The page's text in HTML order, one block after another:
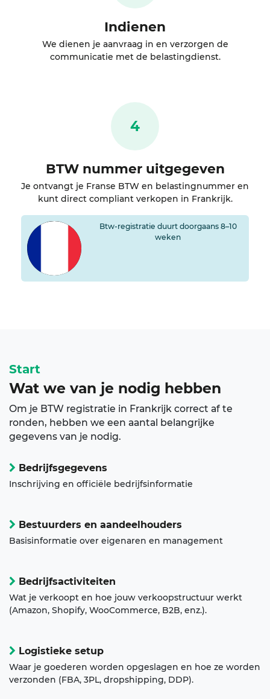
Indienen
We dienen je aanvraag in en verzorgen de
communicatie met de belastingdienst.
4
BTW nummer uitgegeven
Je ontvangt je Franse BTW en belastingnummer en
kunt direct compliant verkopen in Frankrijk.
Btw-registratie duurt doorgaans 8–10
weken
Start
Wat we van je nodig hebben
Om je BTW registratie in Frankrijk correct af te
ronden, hebben we een aantal belangrijke
gegevens van je nodig.
Bedrijfsgegevens
Inschrijving en officiële bedrijfsinformatie
Bestuurders en aandeelhouders
Basisinformatie over eigenaren en management
Bedrijfsactiviteiten
Wat je verkoopt en hoe jouw verkoopstructuur werkt
(Amazon, Shopify, WooCommerce, B2B, enz.).
Logistieke setup
Waar je goederen worden opgeslagen en hoe ze worden
verzonden (FBA, 3PL, dropshipping, DDP).